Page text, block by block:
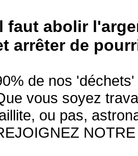
faut abolir
arrêter de
de nos
vous soyez
ou pas,